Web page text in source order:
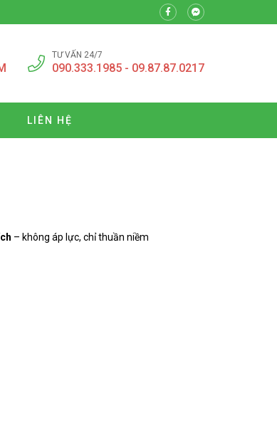
TƯ VẤN 24/7
090.333.1985 - 09.87.87.0217
LIÊN HỆ
– không áp lực, chỉ thuần niềm